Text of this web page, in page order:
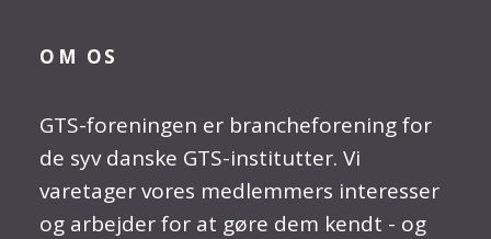
OM OS
GTS-foreningen er brancheforening for
de syv danske GTS-institutter. Vi
varetager vores medlemmers interesser
og arbejder for at gøre dem kendt - og